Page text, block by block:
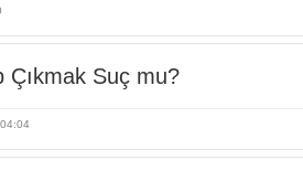
Çıkmak Suç mu?